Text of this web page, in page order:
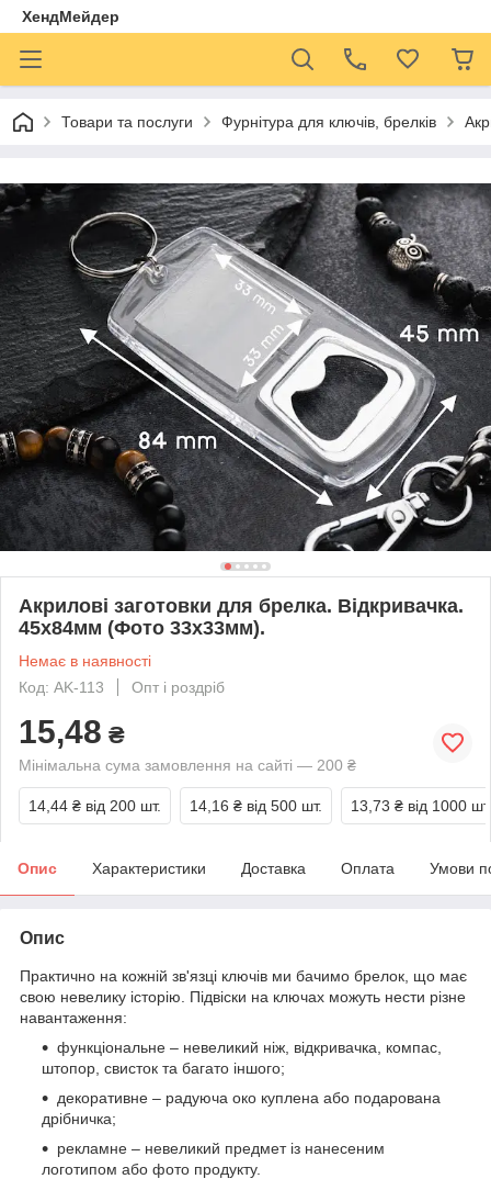
ХендМейдер
Товари та послуги Фурнітура для ключів, брелків
Акрилові заготовки для брелка. Відкривачка.
45х84мм (Фото 33х33мм).
Немає в наявності
Код: AK-113
Опт і роздріб
15,48 ₴
Мінімальна сума замовлення на сайті — 200 ₴
14,44 ₴ від 200 шт. 14,16 ₴ від 500 шт. 13,73 ₴ від 1000 шт.
Опис Характеристики Доставка Оплата Умови
Опис
Практично на кожній зв'язці ключів ми бачимо брелок, що має
свою невелику історію. Підвіски на ключах можуть нести різне
навантаження:
функціональне – невеликий ніж, відкривачка, компас,
штопор, свисток та багато іншого;
декоративне – радуюча око куплена або подарована
дрібничка;
рекламне – невеликий предмет із нанесеним
логотипом або фото продукту.